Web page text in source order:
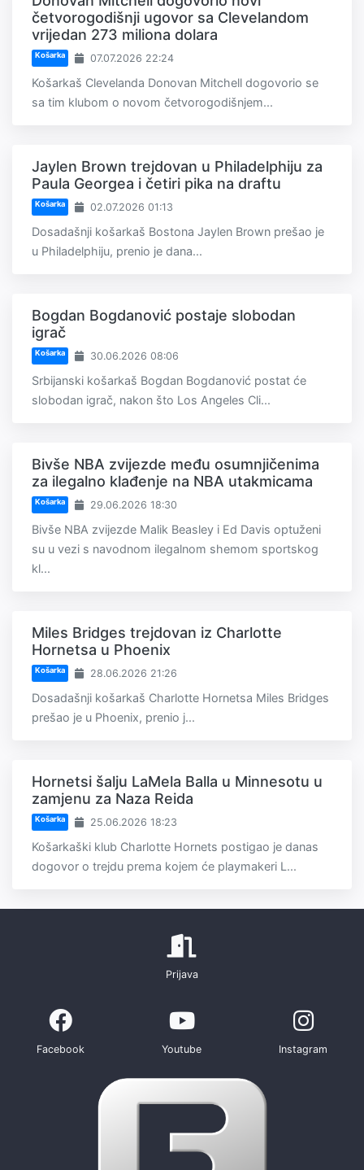
četvorogodišnji ugovor sa Clevelandom
vrijedan 273 miliona dolara
Košarka 07.07.2026 22:24
Košarkaš Clevelanda Donovan Mitchell dogovorio se
sa tim klubom o novom četvorogodišnjem...
Jaylen Brown trejdovan u Philadelphiju za
Paula Georgea i četiri pika na draftu
Košarka 02.07.2026 01:13
Dosadašnji košarkaš Bostona Jaylen Brown prešao je
u Philadelphiju, prenio je dana...
Bogdan Bogdanović postaje slobodan
igrač
Košarka 30.06.2026 08:06
Srbijanski košarkaš Bogdan Bogdanović postat će
slobodan igrač, nakon što Los Angeles Cli...
Bivše NBA zvijezde među osumnjičenima
za ilegalno klađenje na NBA utakmicama
Košarka 29.06.2026 18:30
Bivše NBA zvijezde Malik Beasley i Ed Davis optuženi
su u vezi s navodnom ilegalnom shemom sportskog
kl...
Miles Bridges trejdovan iz Charlotte
Hornetsa u Phoenix
Košarka 28.06.2026 21:26
Dosadašnji košarkaš Charlotte Hornetsa Miles Bridges
prešao je u Phoenix, prenio j...
Hornetsi šalju LaMela Balla u Minnesotu u
zamjenu za Naza Reida
Košarka 25.06.2026 18:23
Košarkaški klub Charlotte Hornets postigao je danas
dogovor o trejdu prema kojem će playmakeri L...
Prijava
Facebook Youtube Instagram